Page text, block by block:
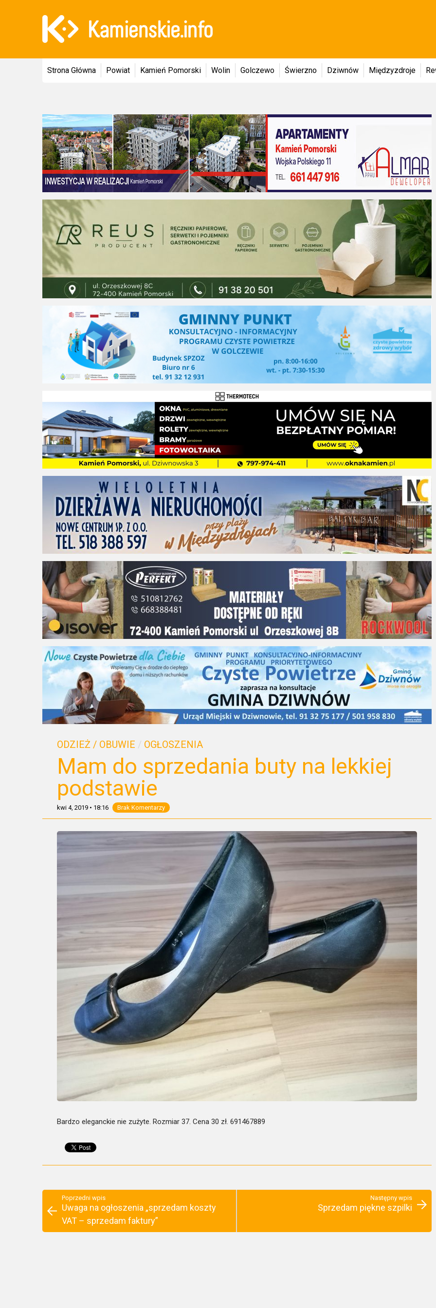
Strona Główna Powiat Kamień Pomorski Wolin Golczewo Świerzno Dziwnów Międzyzdroje
ODZIEŻ / OBUWIE / OGŁOSZENIA
Mam do sprzedania buty na lekkiej
podstawie
kwi 4, 2019 • 18:16 Brak Komentarzy
Bardzo eleganckie nie zużyte. Rozmiar 37. Cena 30 zł. 691467889
Poprzedni wpis
Uwaga na ogłoszenia „sprzedam koszty
VAT – sprzedam faktury”
Następny wpis
Sprzedam piękne szpilki